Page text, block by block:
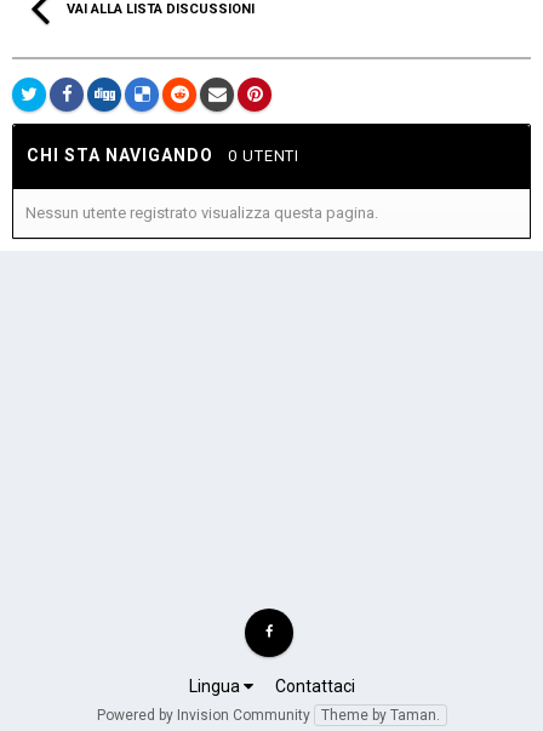
VAI ALLA LISTA DISCUSSIONI
CHI STA NAVIGANDO 0 UTENTI
Nessun utente registrato visualizza questa pagina.
Lingua Contattaci
Powered by Invision Community Theme by Taman.